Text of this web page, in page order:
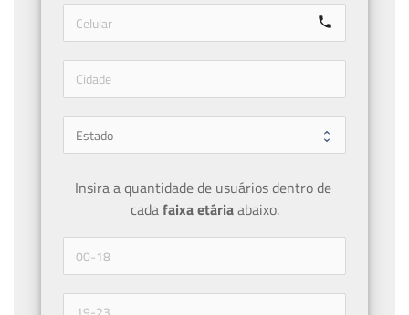
call
Insira a quantidade de usuários dentro de
cada faixa etária abaixo.